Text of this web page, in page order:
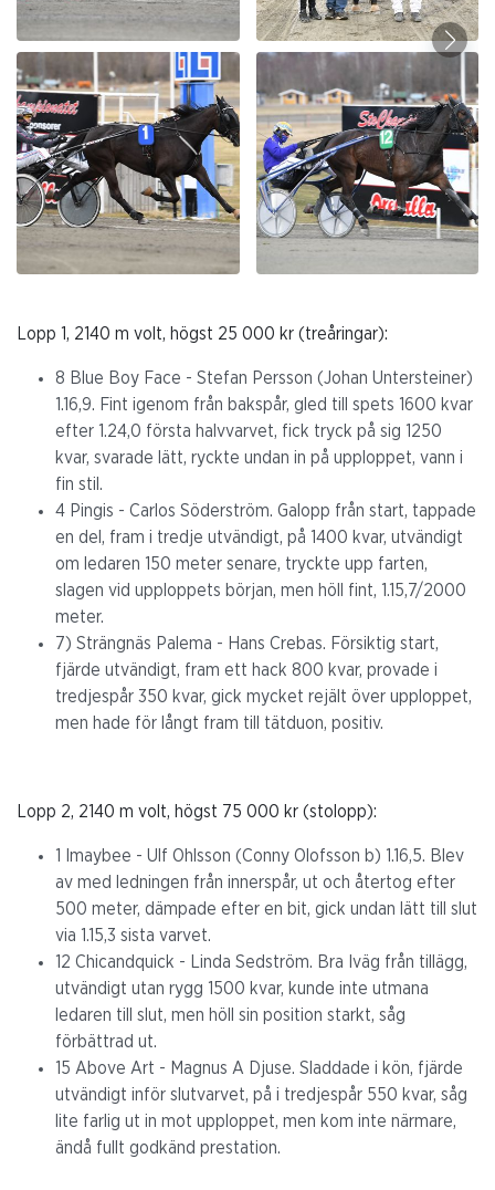
Lopp 1, 2140 m volt, högst 25 000 kr (treåringar):
8 Blue Boy Face - Stefan Persson (Johan Untersteiner)
1.16,9. Fint igenom från bakspår, gled till spets 1600 kvar
efter 1.24,0 första halvvarvet, fick tryck på sig 1250
kvar, svarade lätt, ryckte undan in på upploppet, vann i
fin stil.
4 Pingis - Carlos Söderström. Galopp från start, tappade
en del, fram i tredje utvändigt, på 1400 kvar, utvändigt
om ledaren 150 meter senare, tryckte upp farten,
slagen vid upploppets början, men höll fint, 1.15,7/2000
meter.
7) Strängnäs Palema - Hans Crebas. Försiktig start,
fjärde utvändigt, fram ett hack 800 kvar, provade i
tredjespår 350 kvar, gick mycket rejält över upploppet,
men hade för långt fram till tätduon, positiv.
Lopp 2, 2140 m volt, högst 75 000 kr (stolopp):
1 Imaybee - Ulf Ohlsson (Conny Olofsson b) 1.16,5. Blev
av med ledningen från innerspår, ut och återtog efter
500 meter, dämpade efter en bit, gick undan lätt till slut
via 1.15,3 sista varvet.
12 Chicandquick - Linda Sedström. Bra Iväg från tillägg,
utvändigt utan rygg 1500 kvar, kunde inte utmana
ledaren till slut, men höll sin position starkt, såg
förbättrad ut.
15 Above Art - Magnus A Djuse. Sladdade i kön, fjärde
utvändigt inför slutvarvet, på i tredjespår 550 kvar, såg
lite farlig ut in mot upploppet, men kom inte närmare,
ändå fullt godkänd prestation.